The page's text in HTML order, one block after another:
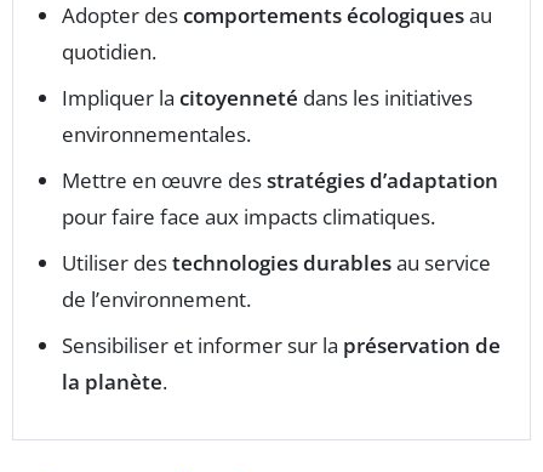
Adopter descomportements écologiquesau
quotidien.
Impliquer la citoyenneté dans les initiatives
environnementales.
Mettre en œuvre desstratégies d’adaptation
pour faire face aux impacts climatiques.
Utiliser destechnologies durablesau service
de l’environnement.
Sensibiliser et informer sur la préservation de
la planète.